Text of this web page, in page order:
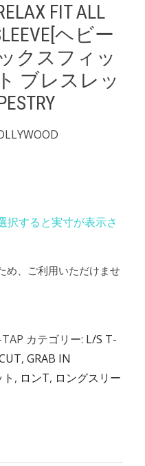
FIT ALL
ヘビー
クスフィッ
ブレスレッ
すると実寸が表示さ
め、ご利用いただけませ
カテゴリー: L/S T-
, GRAB IN
, ロンT, ロングスリー